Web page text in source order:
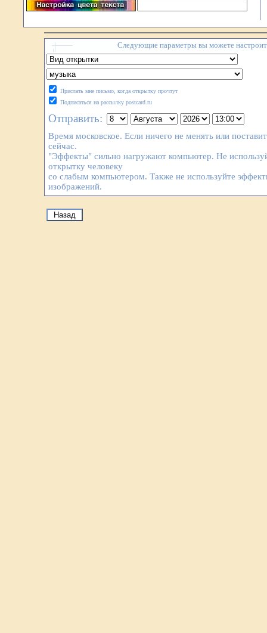
Следующие параметры вы можете
Прислать мне письмо, когда открытку прочтут
Подписаться на рассылку postcard.ru
Отправить:
Время московское. Если ничего не менять или
сейчас.
"Эффекты" сильно нагружают компьютер. Не
открытку человеку
со слабым компьютером. Также не используйте
изображений.